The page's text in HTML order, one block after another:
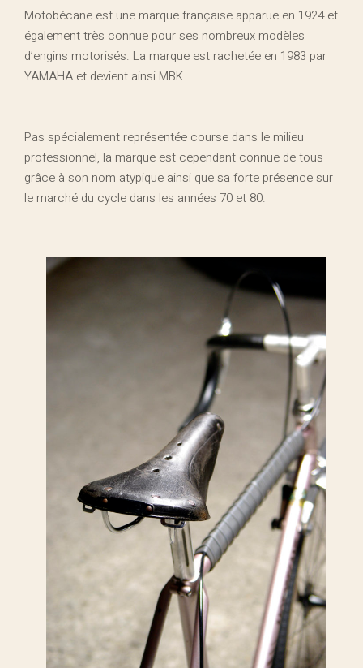
Motobécane est une marque française apparue en 1924 et
également très connue pour ses nombreux modèles
d’engins motorisés. La marque est rachetée en 1983 par
YAMAHA et devient ainsi MBK.
Pas spécialement représentée course dans le milieu
professionnel, la marque est cependant connue de tous
grâce à son nom atypique ainsi que sa forte présence sur
le marché du cycle dans les années 70 et 80.